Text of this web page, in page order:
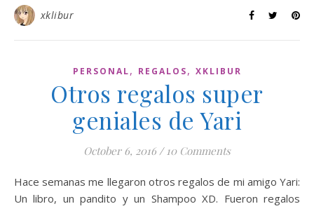
xklibur
PERSONAL, REGALOS, XKLIBUR
Otros regalos super
geniales de Yari
October 6, 2016 / 10 Comments
Hace semanas me llegaron otros regalos de mi amigo Yari:
Un libro, un pandito y un Shampoo XD. Fueron regalos